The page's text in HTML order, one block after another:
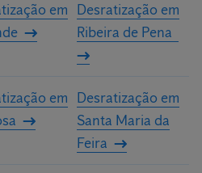
em Desratização em
Ribeira de Pena
em Desratização em
Santa Maria da
Feira